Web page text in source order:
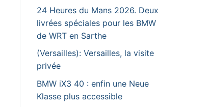
24 Heures du Mans 2026. Deux
livrées spéciales pour les BMW
de WRT en Sarthe
(Versailles): Versailles, la visite
privée
BMW iX3 40 : enfin une Neue
Klasse plus accessible